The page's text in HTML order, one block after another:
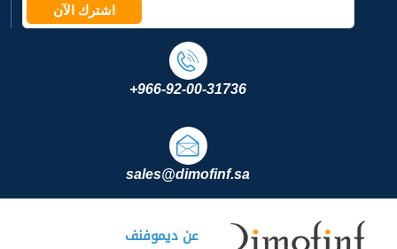
اشترك الآن
+966-92-00-31736
sales@dimofinf.sa
عن ديموفنف